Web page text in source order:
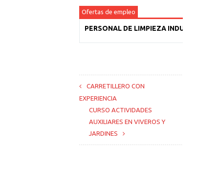
Ofertas de empleo
PERSONAL DE LIMPIEZA INDUSTRIAL
CARRETILLERO CON
EXPERIENCIA
CURSO ACTIVIDADES
AUXILIARES EN VIVEROS Y
JARDINES